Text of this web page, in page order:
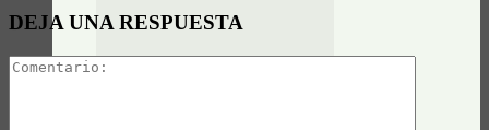
DEJA UNA RESPUESTA